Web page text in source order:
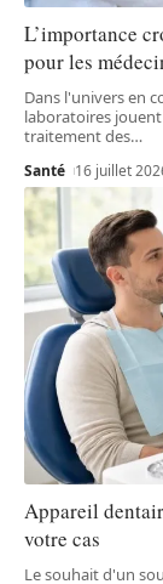
L’importance
pour les
Dans l'univers en
laboratoires
traitement des…
Santé 16 juillet
Appareil
votre cas
Le souhait d'un